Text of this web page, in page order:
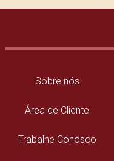
Sobre nós
Área de Cliente
Trabalhe Conosco